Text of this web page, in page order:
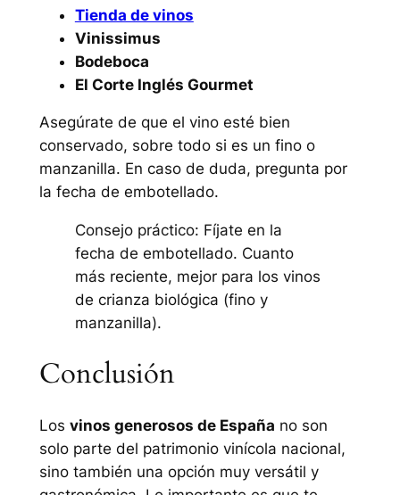
Tienda de vinos
Vinissimus
Bodeboca
El Corte Inglés Gourmet
Asegúrate de que el vino esté bien
conservado, sobre todo si es un fino o
manzanilla. En caso de duda, pregunta por
la fecha de embotellado.
Consejo práctico: Fíjate en la
fecha de embotellado. Cuanto
más reciente, mejor para los vinos
de crianza biológica (fino y
manzanilla).
Conclusión
Los vinos generosos de España no son
solo parte del patrimonio vinícola nacional,
sino también una opción muy versátil y